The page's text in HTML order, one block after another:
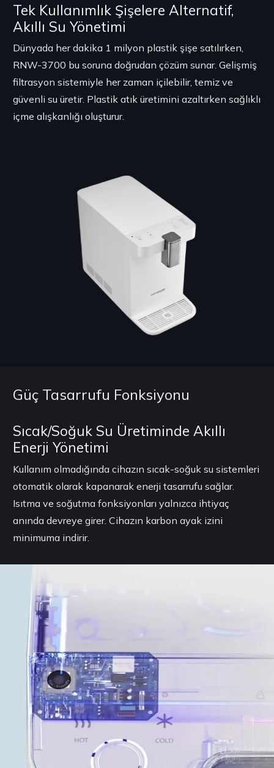
Tek Kullanımlık Şişelere Alternatif,
Akıllı Su Yönetimi
Dünyada her dakika 1 milyon plastik şişe satılırken,
RNW-3700 bu soruna doğrudan çözüm sunar. Gelişmiş
filtrasyon sistemiyle her zaman içilebilir, temiz ve
güvenli su üretir. Plastik atık üretimini azaltırken sağlıklı
içme alışkanlığı oluşturur.
Güç Tasarrufu Fonksiyonu
Sıcak/Soğuk Su Üretiminde Akıllı
Enerji Yönetimi
Kullanım olmadığında cihazın sıcak-soğuk su sistemleri
otomatik olarak kapanarak enerji tasarrufu sağlar.
Isıtma ve soğutma fonksiyonları yalnızca ihtiyaç
anında devreye girer. Cihazın karbon ayak izini
minimuma indirir.